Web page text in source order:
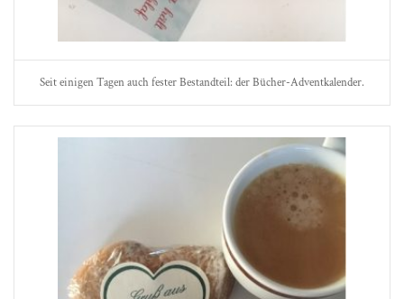
Seit einigen Tagen auch fester Bestandteil: der Bücher-Adventkalender.